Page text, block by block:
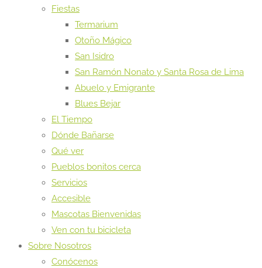
Fiestas
Termarium
Otoño Mágico
San Isidro
San Ramón Nonato y Santa Rosa de Lima
Abuelo y Emigrante
Blues Bejar
El Tiempo
Dónde Bañarse
Qué ver
Pueblos bonitos cerca
Servicios
Accesible
Mascotas Bienvenidas
Ven con tu bicicleta
Sobre Nosotros
Conócenos